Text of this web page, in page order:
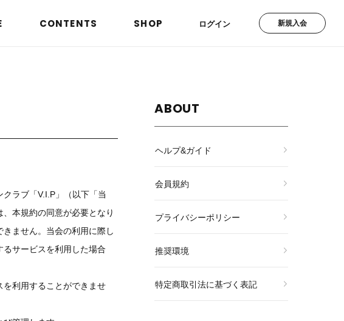
ログイン 新規入会
CONTENTS SHOP
ラブ「V.I.P」（以下「当
本規約の同意が必要となり
ません。当会の利用に際し
サービスを利用した場合
を利用することができませ
ABOUT
ヘルプ&ガイド
会員規約
プライバシーポリシー
推奨環境
特定商取引法に基づく表記